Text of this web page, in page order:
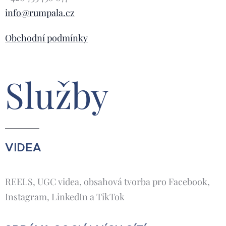
info@rumpala.cz
Obchodní podmínky
Služby
VIDEA
REELS, UGC videa, obsahová tvorba pro Facebook,
Instagram, LinkedIn a TikTok